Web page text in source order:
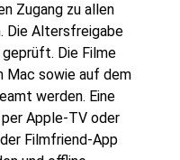
Zugang zu allen
Die Altersfreigabe
Die Filme
Mac sowie auf dem
werden. Eine
Apple-TV oder
Filmfriend-App